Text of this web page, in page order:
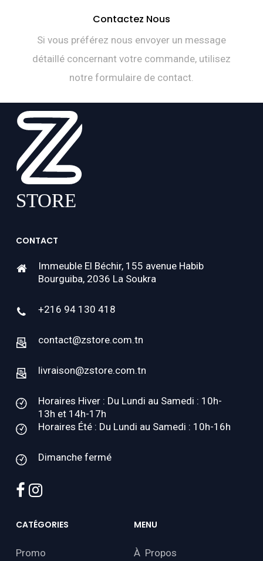
Contactez Nous
Si vous préférez nous envoyer un message
détaillé concernant votre commande, utilisez
notre formulaire de contact.
CONTACT
Immeuble El Béchir, 155 avenue Habib
Bourguiba, 2036 La Soukra
+216 94 130 418
contact@zstore.com.tn
livraison@zstore.com.tn
Horaires Hiver : Du Lundi au Samedi : 10h-
13h et 14h-17h
Horaires Été : Du Lundi au Samedi : 10h-16h
Dimanche fermé
facebook
instagram
CATÉGORIES
Promo
MENU
À Propos